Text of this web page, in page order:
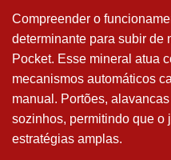
Compreender o
determinante para subir de
Pocket. Esse mineral atua
mecanismos automáticos
manual. Portões,
sozinhos, permitindo que o
estratégias amplas.